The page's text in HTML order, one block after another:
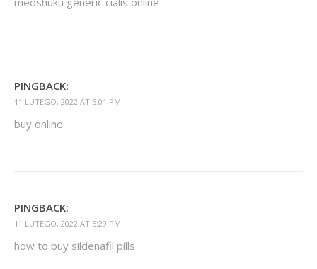
PINGBACK:
11 LUTEGO, 2022 AT 5:01 PM
buy online
PINGBACK:
11 LUTEGO, 2022 AT 5:29 PM
how to buy sildenafil pills